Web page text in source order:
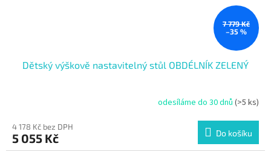
7 779 Kč
–35 %
Dětský výškově nastavitelný stůl OBDÉLNÍK ZELENÝ
odesíláme do 30 dnů (>5 ks)
4 178 Kč bez DPH
5 055 Kč Do košíku